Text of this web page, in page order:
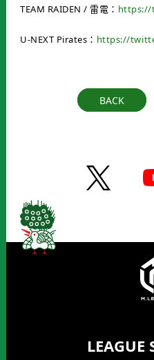
TEAM RAIDEN / 雷電： https://
U-NEXT Pirates： https://
BACK
LEAGUE